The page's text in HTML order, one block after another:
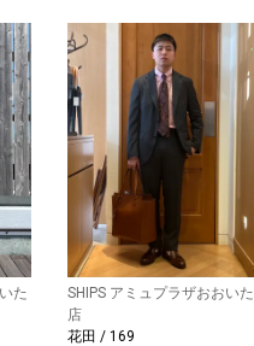
た
SHIPS アミュプラザおおいた
店
花田 / 169